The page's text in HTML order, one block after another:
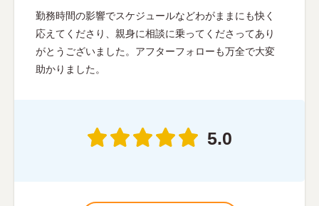
勤務時間の影響でスケジュールなどわがままにも快く
応えてくださり、親身に相談に乗ってくださってあり
がとうございました。アフターフォローも万全で大変
助かりました。
5.0